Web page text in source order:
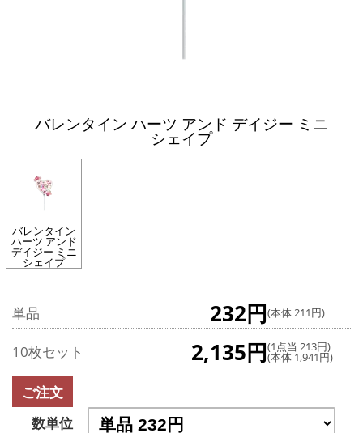
バレンタイン ハーツ アンド デイジー ミニ
シェイプ
バレンタイン
ハーツ アンド
デイジー ミニ
シェイプ
単品 232円(本体 211円)
10枚セット 2,135円(1点当 213円)
(本体 1,941円)
ご注文
数単位